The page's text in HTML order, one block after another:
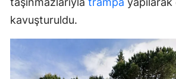
kavuşturuldu.